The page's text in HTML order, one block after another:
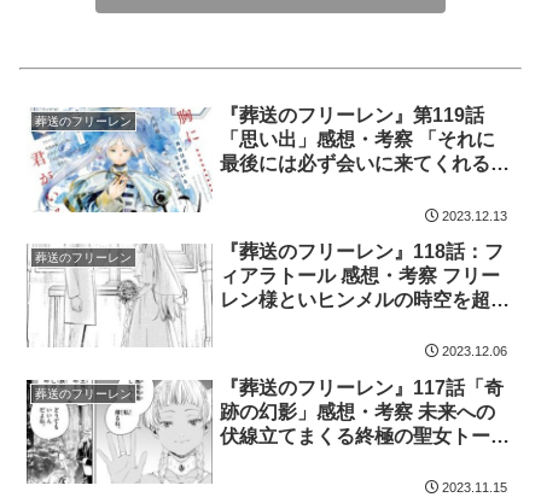
葬送のフリーレン
『葬送のフリーレン』第119話
「思い出」感想・考察 「それに
最後には必ず会いに来てくれる」
2023.12.13
葬送のフリーレン
『葬送のフリーレン』118話：フ
ィアラトール 感想・考察 フリー
レン様といヒンメルの時空を超え
2023.12.06
葬送のフリーレン
『葬送のフリーレン』117話「奇
跡の幻影」感想・考察 未来への
伏線立てまくる終極の聖女トート
2023.11.15